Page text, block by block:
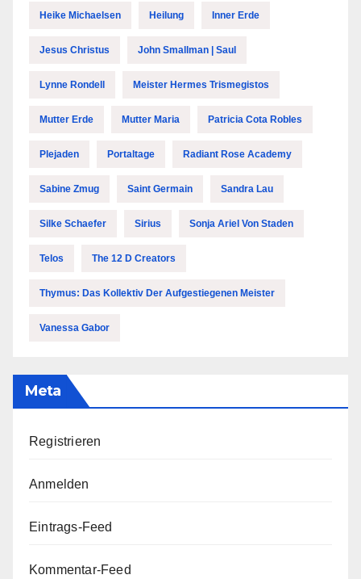
Heike Michaelsen Heilung Inner Erde
Jesus Christus John Smallman | Saul
Lynne Rondell Meister Hermes Trismegistos
Mutter Erde Mutter Maria Patricia Cota Robles
Plejaden Portaltage Radiant Rose Academy
Sabine Zmug Saint Germain Sandra Lau
Silke Schaefer Sirius Sonja Ariel Von Staden
Telos The 12 D Creators
Thymus: Das Kollektiv Der Aufgestiegenen Meister
Vanessa Gabor
Meta
Registrieren
Anmelden
Eintrags-Feed
Kommentar-Feed